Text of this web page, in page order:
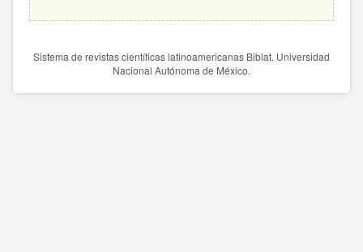
Sistema de revistas científicas latinoamericanas Biblat. Universidad
Nacional Autónoma de México.